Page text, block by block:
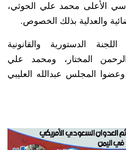
الأعلى محمد علي الحوثي،
والعدلية بذلك الخصوص.
الدستورية والقانونية
المختار، ومحمد علي
المجلس عبدالله العليبي